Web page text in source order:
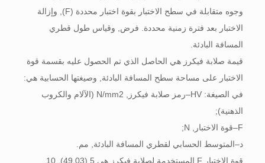
وجوه متقابلة في سطح الاختبار بقوة اختبار محددة (F), وإزالة
الاختبار بعد فترة زمنية محددة. فرض, وقياس طول قطري
المسافة البادئة.
قيمة صلابة فيكرز هي الحاصل الذي تم الحصول عليه بقسمة قوة
الاختبار على مساحة سطح المسافة البادئة, وصيغتها الحسابية هي:
في الصيغة: HV–رمز صلابة فيكرز, N/mm2 (الآلام والكروب
الذهنية);
F–قوة الاختبار, N;
د–المتوسط ​​الحسابي لقطري المسافة البادئة, مم.
قوة الاختبار F المستخدمة لصلابة فيكرز هي 5 (49.03), 10